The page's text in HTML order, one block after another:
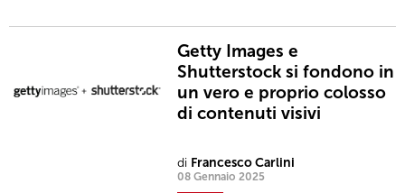
Getty Images e
Shutterstock si fondono in
un vero e proprio colosso
di contenuti visivi
di Francesco Carlini
08 Gennaio 2025